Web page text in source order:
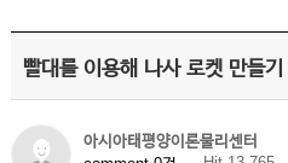
빨대를 이용해 나사 로켓 만들기
아시아태평양이론물리센터